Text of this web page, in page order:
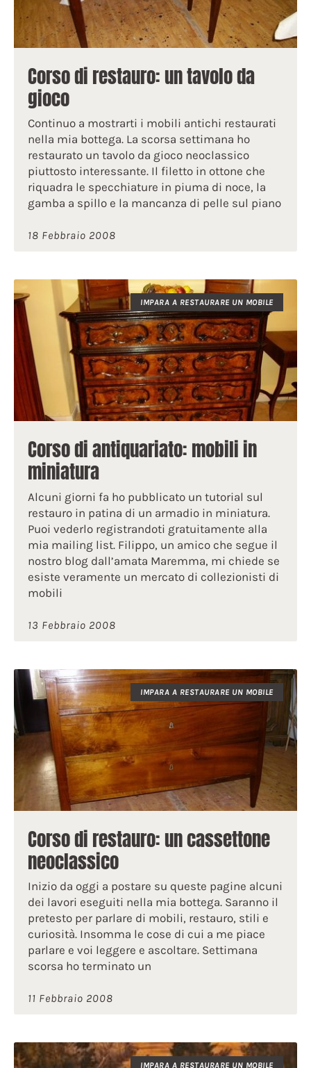
Corso di restauro: un tavolo da
gioco
Continuo a mostrarti i mobili antichi restaurati
nella mia bottega. La scorsa settimana ho
restaurato un tavolo da gioco neoclassico
piuttosto interessante. Il filetto in ottone che
riquadra le specchiature in piuma di noce, la
gamba a spillo e la mancanza di pelle sul piano
18 Febbraio 2008
IMPARA A RESTAURARE UN MOBILE
Corso di antiquariato: mobili in
miniatura
Alcuni giorni fa ho pubblicato un tutorial sul
restauro in patina di un armadio in miniatura.
Puoi vederlo registrandoti gratuitamente alla
mia mailing list. Filippo, un amico che segue il
nostro blog dall’amata Maremma, mi chiede se
esiste veramente un mercato di collezionisti di
mobili
13 Febbraio 2008
IMPARA A RESTAURARE UN MOBILE
Corso di restauro: un cassettone
neoclassico
Inizio da oggi a postare su queste pagine alcuni
dei lavori eseguiti nella mia bottega. Saranno il
pretesto per parlare di mobili, restauro, stili e
curiosità. Insomma le cose di cui a me piace
parlare e voi leggere e ascoltare. Settimana
scorsa ho terminato un
11 Febbraio 2008
IMPARA A RESTAURARE UN MOBILE